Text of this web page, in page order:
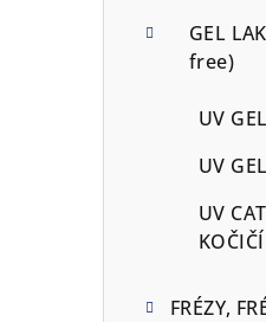
GEL
free)
UV
UV
UV
FRÉZY,